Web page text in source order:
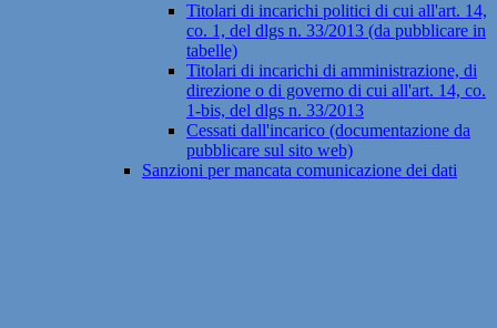
Titolari di incarichi politici di cui all'art. 14,
co. 1, del dlgs n. 33/2013 (da pubblicare in
tabelle)
Titolari di incarichi di amministrazione, di
direzione o di governo di cui all'art. 14, co.
1-bis, del dlgs n. 33/2013
Cessati dall'incarico (documentazione da
pubblicare sul sito web)
Sanzioni per mancata comunicazione dei dati